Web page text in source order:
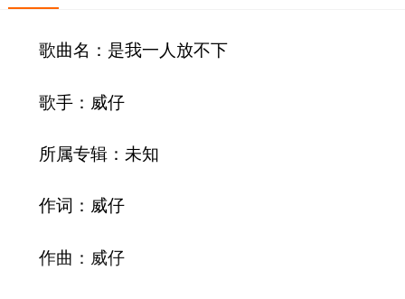
歌曲名：是我一人放不下
歌手：威仔
所属专辑：未知
作词：威仔
作曲：威仔